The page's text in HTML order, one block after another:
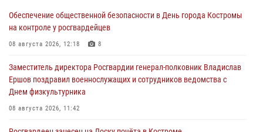
Обеспечение общественной безопасности в День города Костромы
на контроле у росгвардейцев
08 августа 2026, 12:18 8
Заместитель директора Росгвардии генерал-полковник Владислав
Ершов поздравил военнослужащих и сотрудников ведомства с
Днем физкультурника
08 августа 2026, 11:42